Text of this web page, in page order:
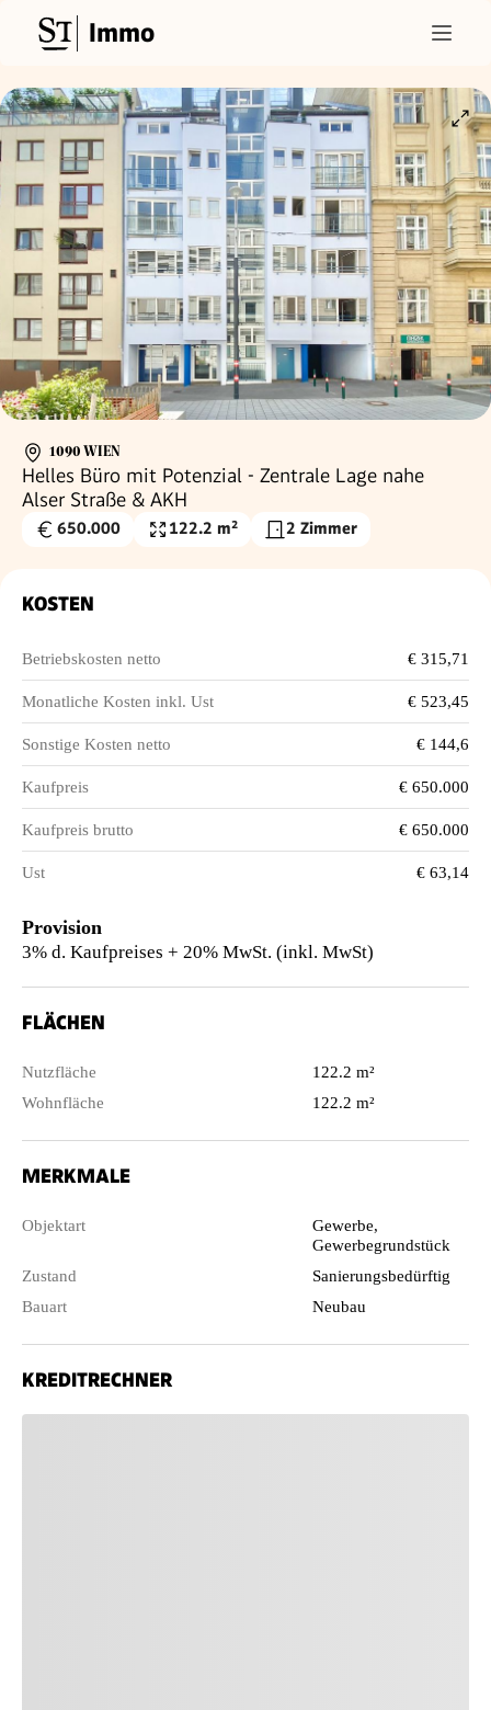
Immo
1090 WIEN
Helles Büro mit Potenzial - Zentrale Lage nahe
Alser Straße & AKH
Kaufpreis
650.000
Nutzfläche
122.2 m² 2 Zimmer
KOSTEN
Betriebskosten netto € 315,71
Monatliche Kosten inkl. Ust € 523,45
Sonstige Kosten netto € 144,6
Kaufpreis € 650.000
Kaufpreis brutto € 650.000
Ust € 63,14
Provision
3% d. Kaufpreises + 20% MwSt. (inkl. MwSt)
FLÄCHEN
Nutzfläche
122.2 m²
Wohnfläche
122.2 m²
MERKMALE
Objektart
Gewerbe,
Gewerbegrundstück
Zustand
Sanierungsbedürftig
Bauart
Neubau
KREDITRECHNER